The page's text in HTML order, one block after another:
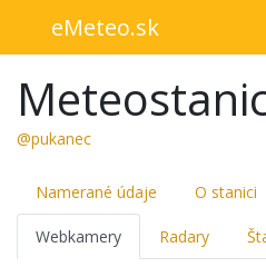
eMeteo.sk
@pukanec
Namerané údaje O stanici
Webkamery Radary